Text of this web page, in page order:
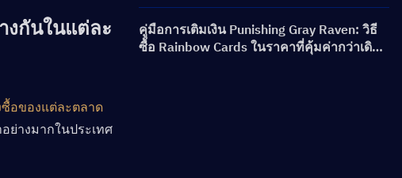
งกันในแต่ละ
อของแต่ละตลาด
ย่างมากในประเทศ
คู่มือการเติมเงิน Punishing Gray Raven: วิธี
ซื้อ Rainbow Cards ในราคาที่คุ้มค่ากว่าเดิม